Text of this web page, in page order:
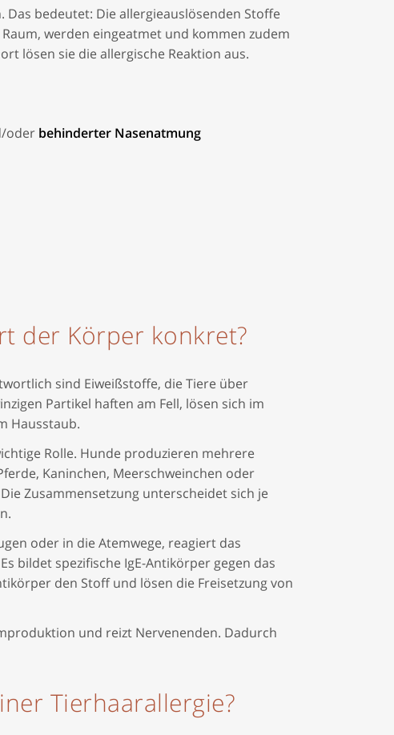
bedeutet: Die allergieauslösenden Stoffe
werden eingeatmet und kommen zudem
lösen sie die allergische Reaktion aus.
oder behinderter Nasenatmung
der Körper konkret?
sind Eiweißstoffe, die Tiere über
Partikel haften am Fell, lösen sich im
Hausstaub.
Rolle. Hunde produzieren mehrere
Kaninchen, Meerschweinchen oder
Zusammensetzung unterscheidet sich je
oder in die Atemwege, reagiert das
bildet spezifische IgE-Antikörper gegen das
den Stoff und lösen die Freisetzung von
und reizt Nervenenden. Dadurch
Tierhaarallergie?